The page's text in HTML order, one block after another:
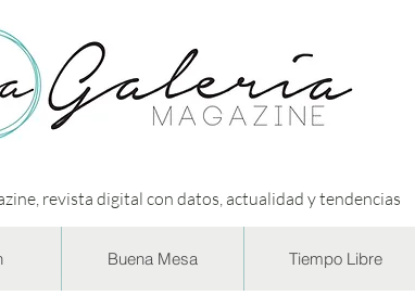
revista digital con datos, actualidad y tendencias
Buena Mesa Tiempo Libre